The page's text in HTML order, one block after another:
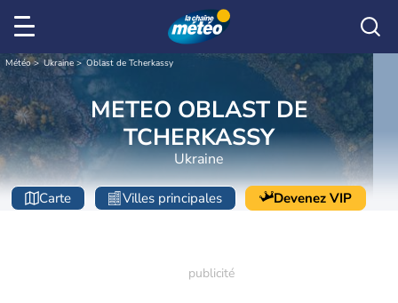
Météo Ukraine Oblast de Tcherkassy
METEO OBLAST DE
TCHERKASSY
Ukraine
Carte Villes principales Devenez VIP